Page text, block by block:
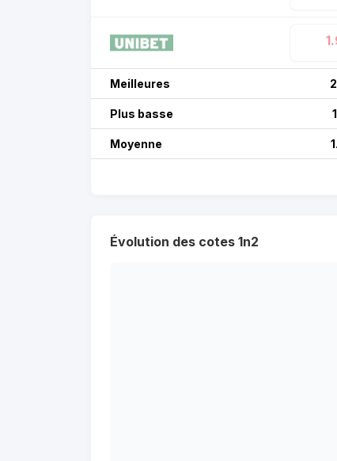
Meilleures
Plus basse
Moyenne
Évolution des cotes 1n2